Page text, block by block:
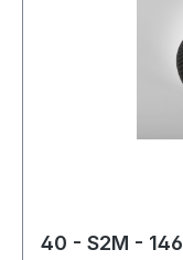
40 - S2M - 146